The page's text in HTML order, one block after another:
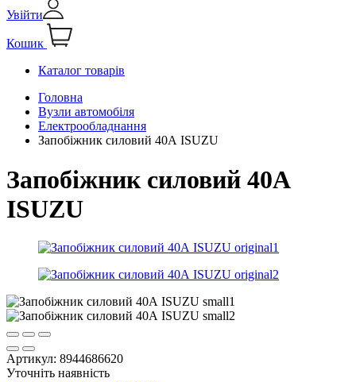
Увійти
Кошик
Каталог товарів
Головна
Вузли автомобіля
Електрообладнання
Запобіжник силовий 40А ISUZU
Запобіжник силовий 40А
ISUZU
Артикул: 8944686620
Уточніть наявність